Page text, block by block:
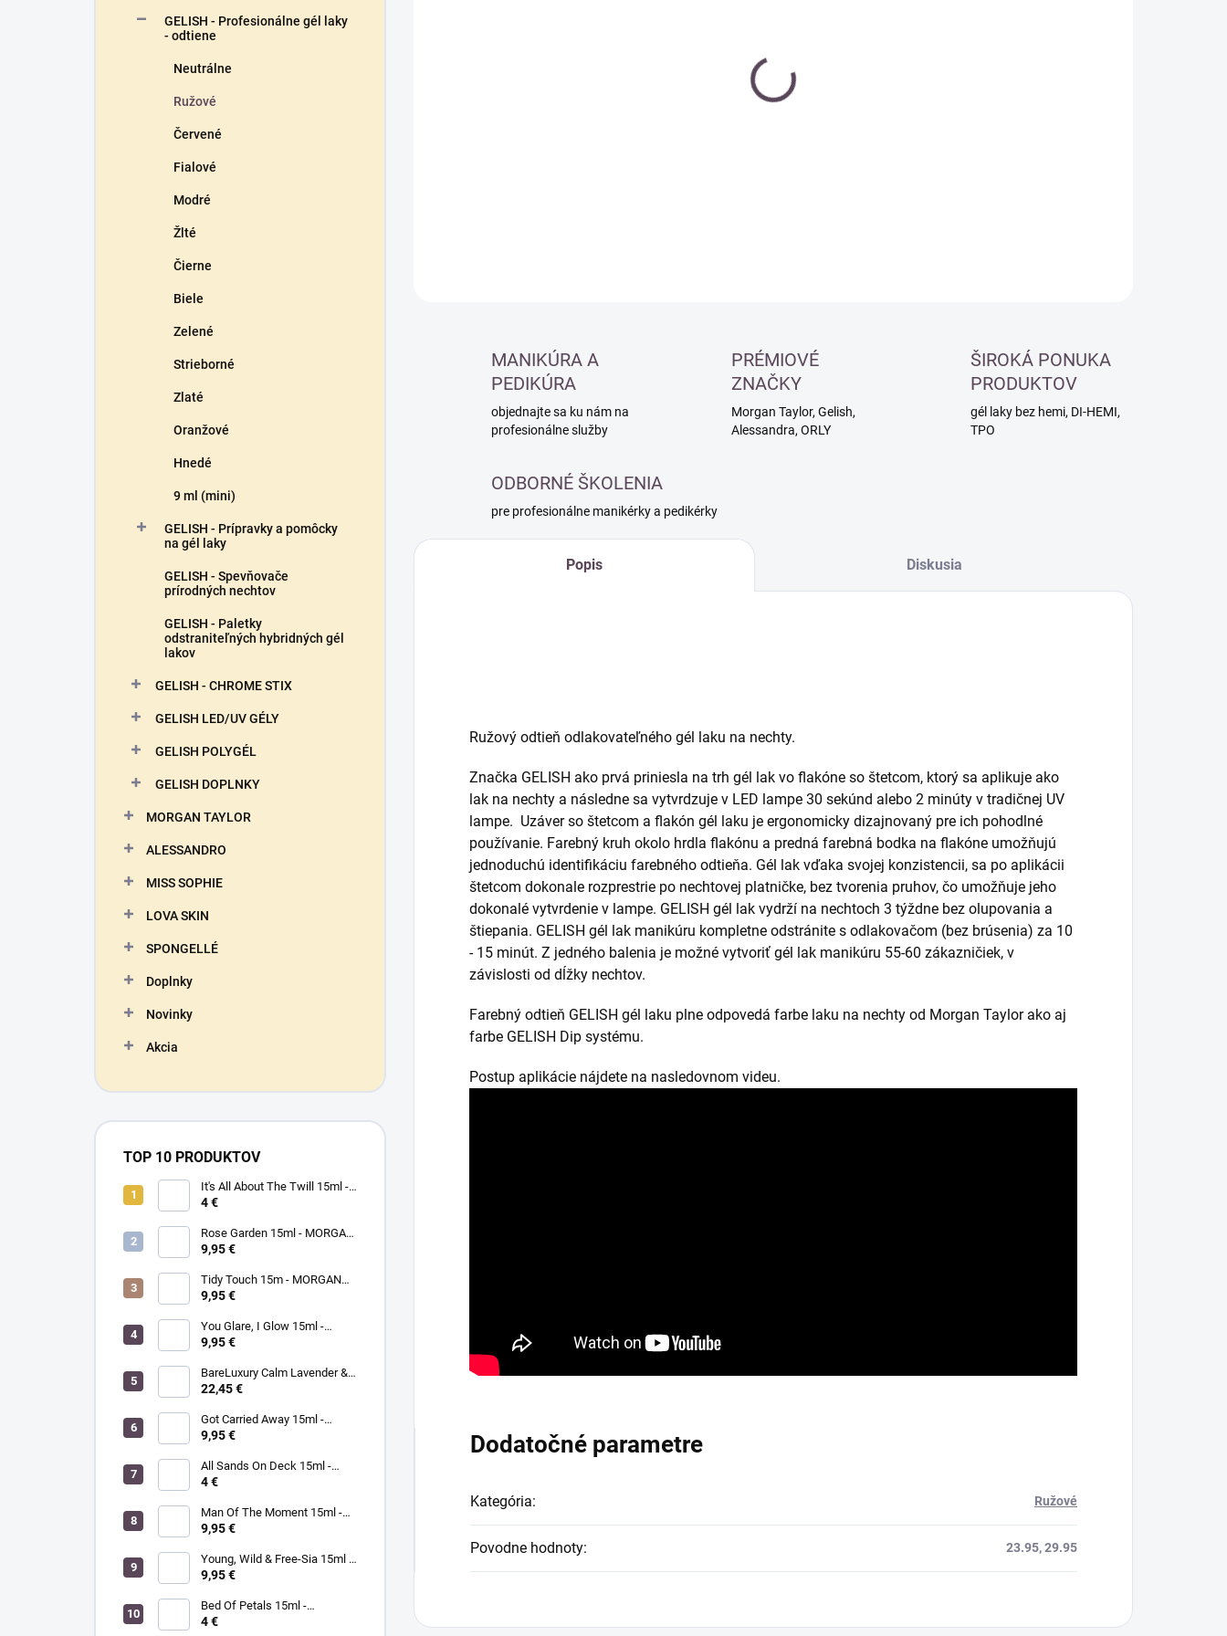
GELISH - Profesionálne gél laky
- odtiene
Neutrálne
Ružové
Červené
Fialové
Modré
Žlté
Čierne
Biele
Zelené
Strieborné
Zlaté
Oranžové
Hnedé
9 ml (mini)
GELISH - Prípravky a pomôcky
na gél laky
GELISH - Spevňovače
prírodných nechtov
GELISH - Paletky
odstraniteľných hybridných gél
lakov
GELISH - CHROME STIX
GELISH LED/UV GÉLY
GELISH POLYGÉL
GELISH DOPLNKY
MORGAN TAYLOR
ALESSANDRO
MISS SOPHIE
LOVA SKIN
SPONGELLÉ
Doplnky
Novinky
Akcia
TOP 10 PRODUKTOV
It's All About The Twill 15ml -
MORGAN TAYLOR - lak na
4 €
Rose Garden 15ml - MORGAN
TAYLOR - lak na nechty
9,95 €
Tidy Touch 15m - MORGAN
TAYLOR - lak na nechty
9,95 €
You Glare, I Glow 15ml -
MORGAN TAYLOR - lak na
9,95 €
BareLuxury Calm Lavender &
Sage Purifying Soak 226g -
levanduľovo šalviový čistiaci
kúpeľ
22,45 €
Got Carried Away 15ml -
MORGAN TAYLOR - lak na
9,95 €
All Sands On Deck 15ml -
MORGAN TAYLOR - lak na
4 €
Man Of The Moment 15ml -
MORGAN TAYLOR - lak na
9,95 €
Young, Wild & Free-Sia 15ml -
MORGAN TAYLOR - lak na
9,95 €
Bed Of Petals 15ml -
MORGAN TAYLOR - lak na
4 €
MANIKÚRA A
PEDIKÚRA
objednajte sa ku nám na
profesionálne služby
PRÉMIOVÉ
ZNAČKY
Morgan Taylor, Gelish,
Alessandra, ORLY
ŠIROKÁ PONUKA
PRODUKTOV
gél laky bez hemi, DI-HEMI,
TPO
ODBORNÉ ŠKOLENIA
pre profesionálne manikérky a pedikérky
Popis Diskusia
Ružový odtieň odlakovateľného gél laku na nechty.
Značka GELISH ako prvá priniesla na trh gél lak vo flakóne so štetcom, ktorý sa aplikuje ako
lak na nechty a následne sa vytvrdzuje v LED lampe 30 sekúnd alebo 2 minúty v tradičnej UV
lampe. Uzáver so štetcom a flakón gél laku je ergonomicky dizajnovaný pre ich pohodlné
používanie. Farebný kruh okolo hrdla flakónu a predná farebná bodka na flakóne umožňujú
jednoduchú identifikáciu farebného odtieňa. Gél lak vďaka svojej konzistencii, sa po aplikácii
štetcom dokonale rozprestrie po nechtovej platničke, bez tvorenia pruhov, čo umožňuje jeho
dokonalé vytvrdenie v lampe. GELISH gél lak vydrží na nechtoch 3 týždne bez olupovania a
štiepania. GELISH gél lak manikúru kompletne odstránite s odlakovačom (bez brúsenia) za 10
- 15 minút. Z jedného balenia je možné vytvoriť gél lak manikúru 55-60 zákazničiek, v
závislosti od dĺžky nechtov.
Farebný odtieň GELISH gél laku plne odpovedá farbe laku na nechty od Morgan Taylor ako aj
farbe GELISH Dip systému.
Postup aplikácie nájdete na nasledovnom videu.
Dodatočné parametre
Kategória: Ružové
Povodne hodnoty: 23.95, 29.95